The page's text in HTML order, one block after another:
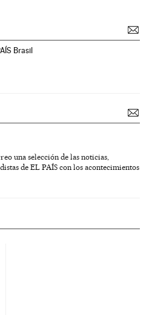
Brasil
una selección de las noticias,
de EL PAÍS con los acontecimientos